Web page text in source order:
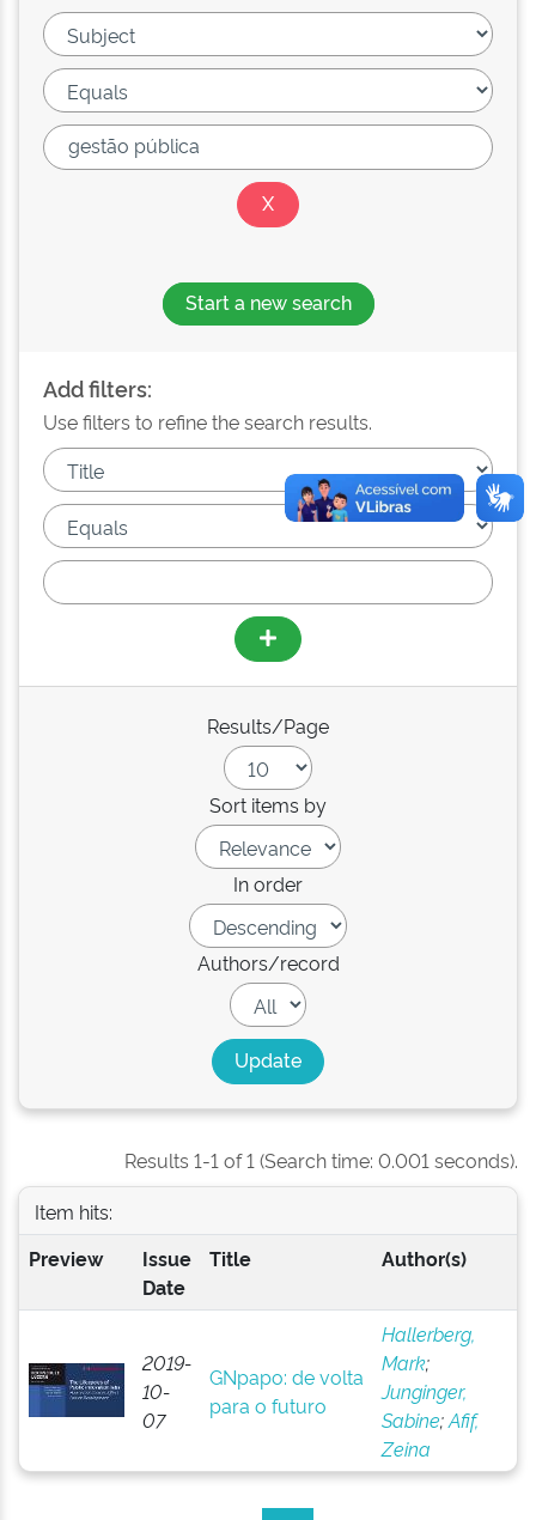
Start a new search
Add filters:
Use filters to refine the search results.
Results/Page
Sort items by
In order
Authors/record
Results 1-1 of 1 (Search time: 0.001 seconds).
Item hits:
Preview
Issue
Date
Title Author(s)
2019-
10-
07
GNpapo: de volta
para o futuro
Hallerberg,
Mark;
Junginger,
Sabine;Afif,
Zeina